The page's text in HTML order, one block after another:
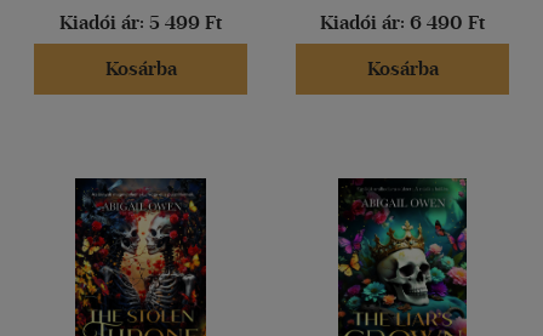
Kiadói ár: 5 499 Ft
Kosárba
Kiadói ár: 6 490 Ft
Kosárba